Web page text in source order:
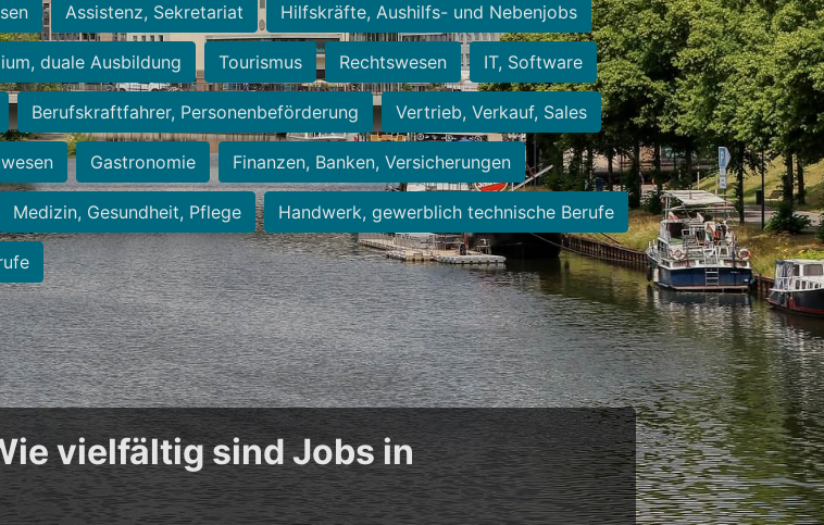
Assistenz, Sekretariat Hilfskräfte, Aushilfs- und Nebenjobs
duale Ausbildung Tourismus Rechtswesen IT, Software
Berufskraftfahrer, Personenbeförderung Vertrieb, Verkauf, Sales
Gastronomie Finanzen, Banken, Versicherungen
Medizin, Gesundheit, Pflege Handwerk, gewerblich technische Berufe
vielfältig sind Jobs in